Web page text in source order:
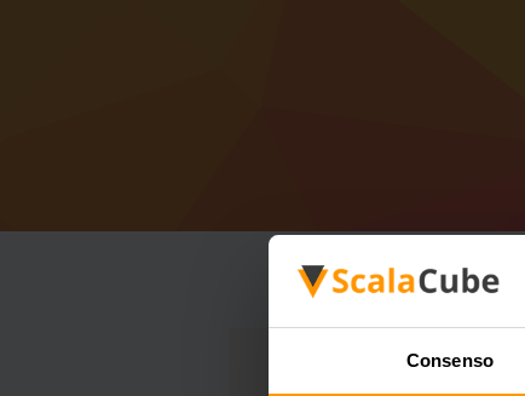
Consenso